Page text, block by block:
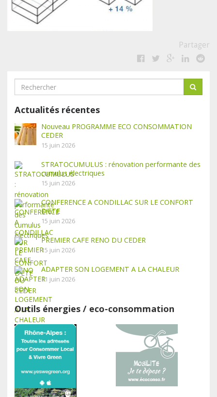
Partager
Actualités récentes
Nouveau PROGRAMME ECO CONSOMMATION
CEDER
15 juin 2026
STRATOCUMULUS : rénovation performante des
cumulus électriques
15 juin 2026
CONFERENCE A CONDILLAC SUR LE CONFORT
D’ETE
15 juin 2026
PREMIER CAFE RENO DU CEDER
15 juin 2026
ADAPTER SON LOGEMENT A LA CHALEUR
11 juin 2026
Outils énergies / eco-consommation